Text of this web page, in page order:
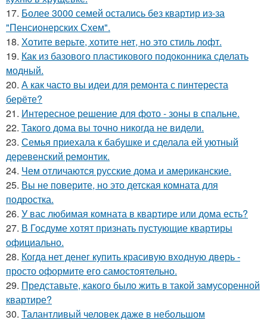
17. Более 3000 семей остались без квартир из-за
"Пенсионерских Схем".
18. Хотите верьте, хотите нет, но это стиль лофт.
19. Как из базового пластикового подоконника сделать
модный.
20. А как часто вы идеи для ремонта с пинтереста
берёте?
21. Интересное решение для фото - зоны в спальне.
22. Такого дома вы точно никогда не видели.
23. Семья приехала к бабушке и сделала ей уютный
деревенский ремонтик.
24. Чем отличаются русские дома и американские.
25. Вы не поверите, но это детская комната для
подростка.
26. У вас любимая комната в квартире или дома есть?
27. В Госдуме хотят признать пустующие квартиры
официально.
28. Когда нет денег купить красивую входную дверь -
просто оформите его самостоятельно.
29. Представьте, какого было жить в такой замусоренной
квартире?
30. Талантливый человек даже в небольшом